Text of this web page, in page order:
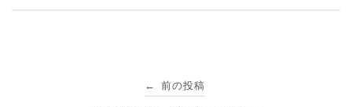
← 前の投稿